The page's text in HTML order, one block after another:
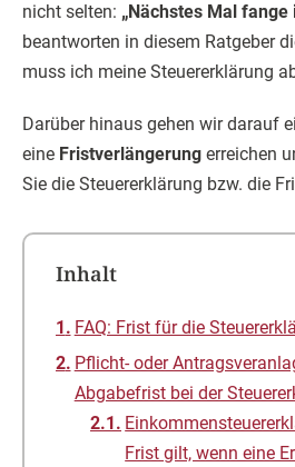
nicht selten: „Nächstes Mal fange
beantworten in diesem Ratgeber
muss ich meine Steuererklärung
Darüber hinaus gehen wir darauf
eine Fristverlängerung erreichen
Sie die Steuererklärung bzw. die
Inhalt
FAQ: Frist für die
Pflicht- oder
Abgabefrist bei der
Frist gilt, wenn eine